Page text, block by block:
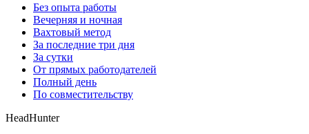
Без опыта работы
Вечерняя и ночная
Вахтовый метод
За последние три дня
За сутки
От прямых работодателей
Полный день
По совместительству
HeadHunter